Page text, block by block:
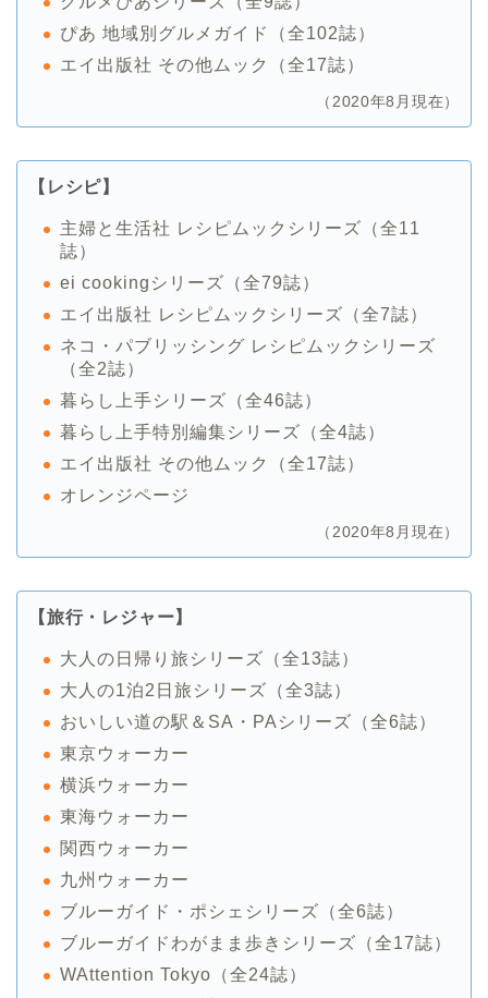
ぴあ 地域別グルメガイド（全102誌）
エイ出版社 その他ムック（全17誌）
（2020年8月現在）
【レシピ】
主婦と生活社 レシピムックシリーズ（全11
誌）
ei cookingシリーズ（全79誌）
エイ出版社 レシピムックシリーズ（全7誌）
ネコ・パブリッシング レシピムックシリーズ
（全2誌）
暮らし上手シリーズ（全46誌）
暮らし上手特別編集シリーズ（全4誌）
エイ出版社 その他ムック（全17誌）
オレンジページ
（2020年8月現在）
【旅行・レジャー】
大人の日帰り旅シリーズ（全13誌）
大人の1泊2日旅シリーズ（全3誌）
おいしい道の駅＆SA・PAシリーズ（全6誌）
東京ウォーカー
横浜ウォーカー
東海ウォーカー
関西ウォーカー
九州ウォーカー
ブルーガイド・ポシェシリーズ（全6誌）
ブルーガイドわがまま歩きシリーズ（全17誌）
WAttention Tokyo（全24誌）